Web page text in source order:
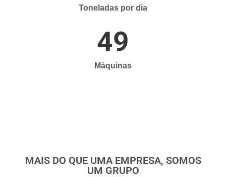
Toneladas por dia
Máquinas
49
MAIS DO QUE UMA EMPRESA, SOMOS
UM GRUPO